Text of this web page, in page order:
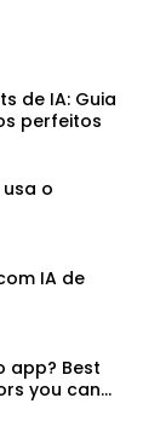
de IA: Guia
perfeitos
o
IA de
app? Best
you can